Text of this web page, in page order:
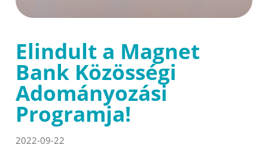
Elindult a Magnet
Bank Közösségi
Adományozási
Programja!
2022-09-22